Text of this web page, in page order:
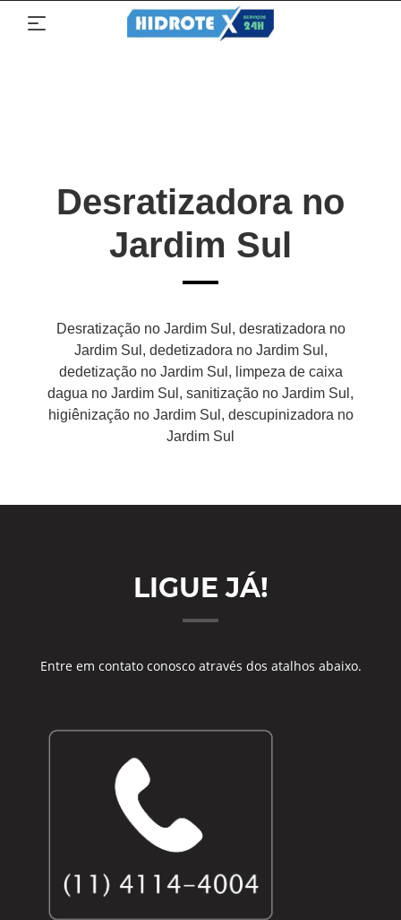
Desratizadora no
Jardim Sul
Desratização no Jardim Sul, desratizadora no
Jardim Sul, dedetizadora no Jardim Sul,
dedetização no Jardim Sul, limpeza de caixa
dagua no Jardim Sul, sanitização no Jardim Sul,
higiênização no Jardim Sul, descupinizadora no
Jardim Sul
LIGUE JÁ!
Entre em contato conosco através dos atalhos abaixo.